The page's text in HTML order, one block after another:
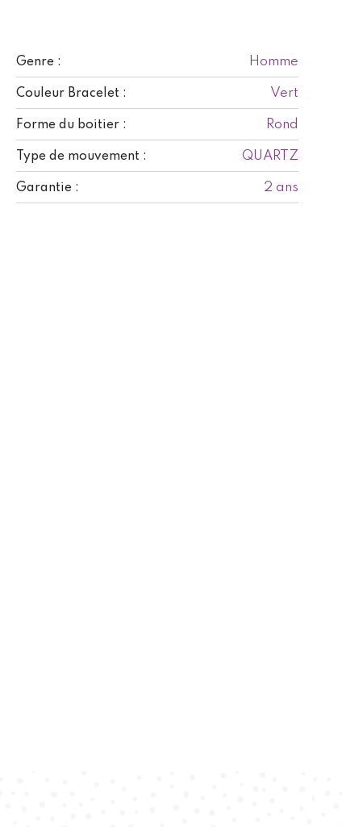
Genre : Homme
Couleur Bracelet : Vert
Forme du boitier : Rond
Type de mouvement : QUARTZ
Garantie : 2 ans